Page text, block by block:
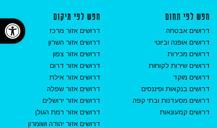
פתח חפש לפי תחום
דרושים אבטחה
דרושים אופנה וביוטי
דרושים מכירות
דרושים שירות לקוחות
דרושים מוקד
דרושים בנקאות ופיננסים
דרושים מסעדנות ובתי קפה
דרושים קמעונאות
חפש לפי מיקום
דרושים אזור מרכז
דרושים אזור השרון
דרושים אזור צפון
דרושים אזור דרום
דרושים אזור אילת
דרושים אזור שפלה
דרושים אזור ירושלים
דרושים אזור רמת הגולן
דרושים אזור יהודה ושומרון